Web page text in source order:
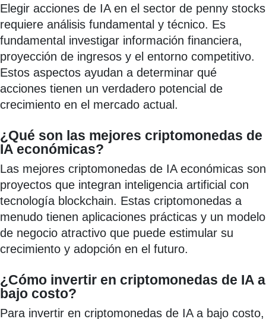
Elegir acciones de IA en el sector de penny stocks
requiere análisis fundamental y técnico. Es
fundamental investigar información financiera,
proyección de ingresos y el entorno competitivo.
Estos aspectos ayudan a determinar qué
acciones tienen un verdadero potencial de
crecimiento en el mercado actual.
¿Qué son las mejores criptomonedas de
IA económicas?
Las mejores criptomonedas de IA económicas son
proyectos que integran inteligencia artificial con
tecnología blockchain. Estas criptomonedas a
menudo tienen aplicaciones prácticas y un modelo
de negocio atractivo que puede estimular su
crecimiento y adopción en el futuro.
¿Cómo invertir en criptomonedas de IA a
bajo costo?
Para invertir en criptomonedas de IA a bajo costo,